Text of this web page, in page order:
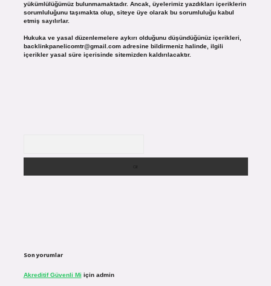
yükümlülüğümüz bulunmamaktadır. Ancak, üyelerimiz yazdıkları içeriklerin
sorumluluğunu taşımakta olup, siteye üye olarak bu sorumluluğu kabul
etmiş sayılırlar.
Hukuka ve yasal düzenlemelere aykırı olduğunu düşündüğünüz içerikleri,
backlinkpanelicomtr@gmail.comadresine bildirmeniz halinde, ilgili
içerikler yasal süre içerisinde sitemizden kaldırılacaktır.
Son yorumlar
Akreditif Güvenli Mi için admin